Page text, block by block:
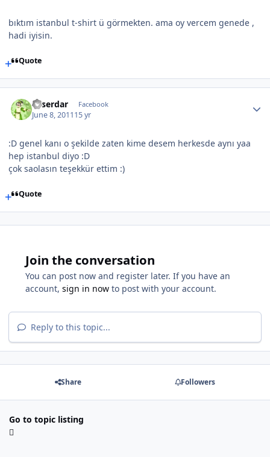
bıktım istanbul t-shirt ü görmekten. ama oy vercem genede ,
hadi iyisin.
Quote
aliserdar Facebook
June 8, 201115 yr
:D genel kanı o şekilde zaten kime desem herkesde aynı yaa
hep istanbul diyo :D
çok saolasın teşekkür ettim :)
Quote
Join the conversation
You can post now and register later. If you have an
account, sign in now to post with your account.
Reply to this topic...
Share Followers
Go to topic listing